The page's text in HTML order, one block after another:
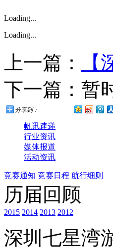
Loading...
Loading...
上一篇：
下一篇：暂
分享到：
帆讯速递
行业资讯
媒体报道
活动资讯
竞赛通知 竞赛日程 航行细则
历届回顾
2015 2014 2013 2012
深圳七星湾